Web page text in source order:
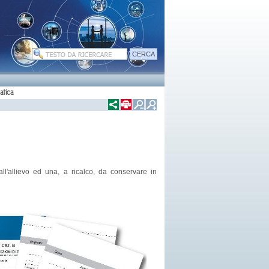
ed una, a ricalco, da conservare in